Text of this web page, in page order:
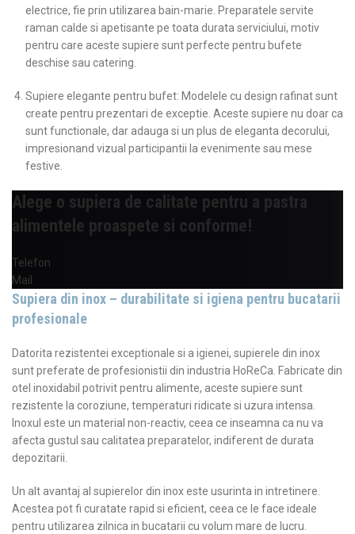
electrice, fie prin utilizarea bain-marie. Preparatele servite
raman calde si apetisante pe toata durata serviciului, motiv
pentru care aceste supiere sunt perfecte pentru bufete
deschise sau catering.
Supiere elegante pentru bufet: Modelele cu design rafinat sunt
create pentru prezentari de exceptie. Aceste supiere nu doar ca
sunt functionale, dar adauga si un plus de eleganta decorului,
impresionand vizual participantii la evenimente sau mese
festive.
Alege o supiera de calitate pentru a pastra
alimentele proaspete si conforme!
Telefon
Mail
Supiera din inox – durabilitate si igiena pentru bucatarii
profesionale
Datorita rezistentei exceptionale si a igienei, supierele din inox
sunt preferate de profesionistii din industria HoReCa. Fabricate din
otel inoxidabil potrivit pentru alimente, aceste supiere sunt
rezistente la coroziune, temperaturi ridicate si uzura intensa.
Inoxul este un material non-reactiv, ceea ce inseamna ca nu va
afecta gustul sau calitatea preparatelor, indiferent de durata
depozitarii.
Un alt avantaj al supierelor din inox este usurinta in intretinere.
Acestea pot fi curatate rapid si eficient, ceea ce le face ideale
pentru utilizarea zilnica in bucatarii cu volum mare de lucru.